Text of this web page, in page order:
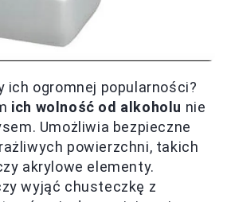
ich ogromnej popularności?
ich wolność od alkoholu nie
Umożliwia bezpieczne
powierzchni, takich
akrylowe elementy.
wyjąć chusteczkę z